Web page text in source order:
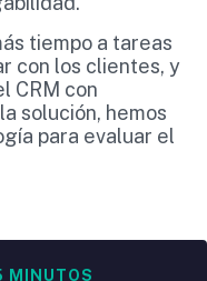
tiempo a tareas
con los clientes, y
CRM con
solución, hemos
para evaluar el
MINUTOS